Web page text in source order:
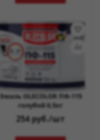
Эмаль OLECOLOR ПФ-115
голубой 0,5кг
254руб./шт